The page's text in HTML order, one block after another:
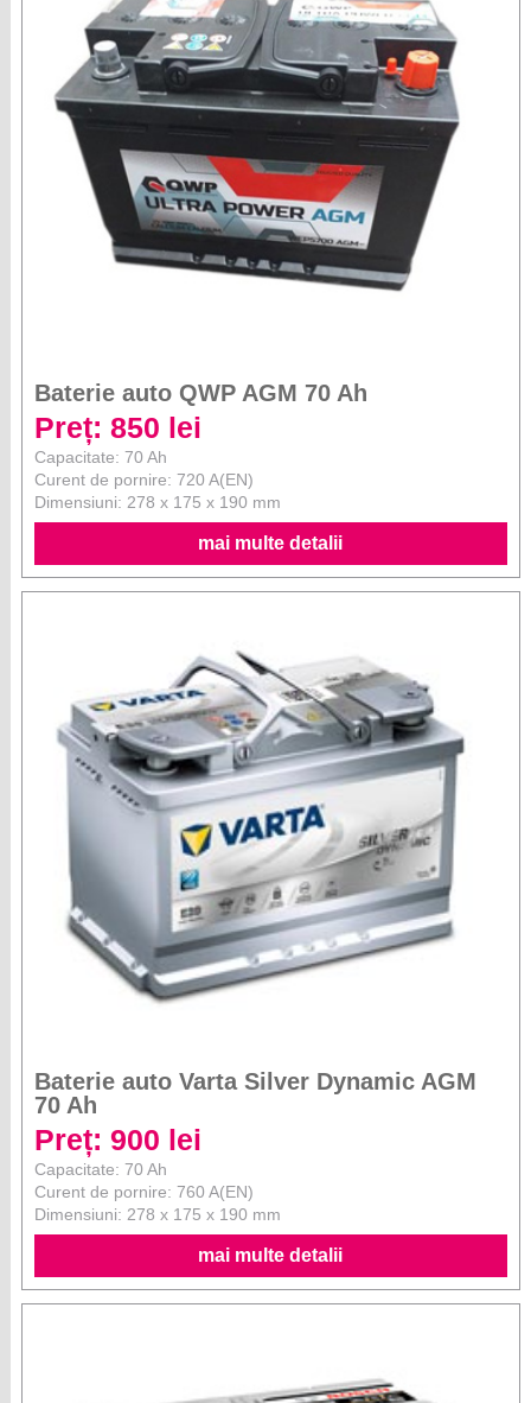
Baterie auto QWP AGM 70 Ah
Preț: 850 lei
Capacitate: 70 Ah
Curent de pornire: 720 A(EN)
Dimensiuni: 278 x 175 x 190 mm
mai multe detalii
Baterie auto Varta Silver Dynamic AGM
70 Ah
Preț: 900 lei
Capacitate: 70 Ah
Curent de pornire: 760 A(EN)
Dimensiuni: 278 x 175 x 190 mm
mai multe detalii